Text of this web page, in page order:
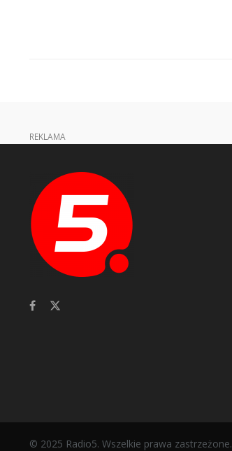
REKLAMA
© 2025 Radio5. Wszelkie prawa zastrzeżone.